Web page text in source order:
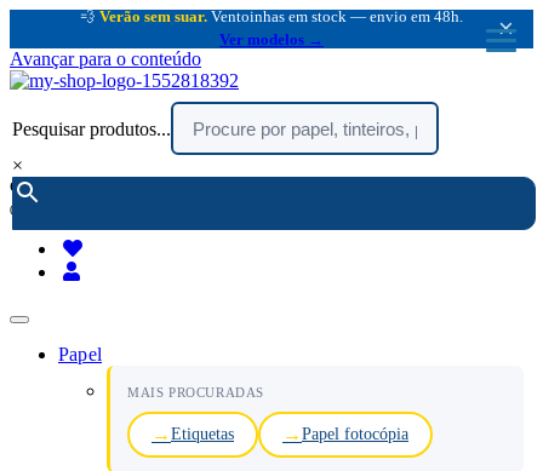
💨 Verão sem suar. Ventoinhas em stock — envio em 48h.
Ver modelos →
×
Avançar para o conteúdo
Pesquisar produtos...
×
encomendar por telefone :
(chamada rede fixa nacional)
Papel
MAIS PROCURADAS
Etiquetas Papel fotocópia